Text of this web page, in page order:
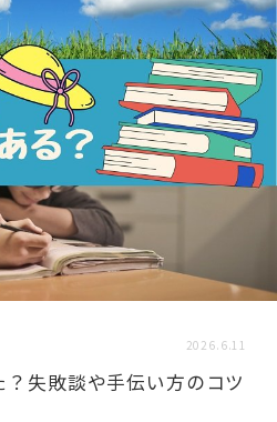
暮らし
学び・教育
HAREL
活用事例
2026.6.11
失敗談や手伝い方のコツ